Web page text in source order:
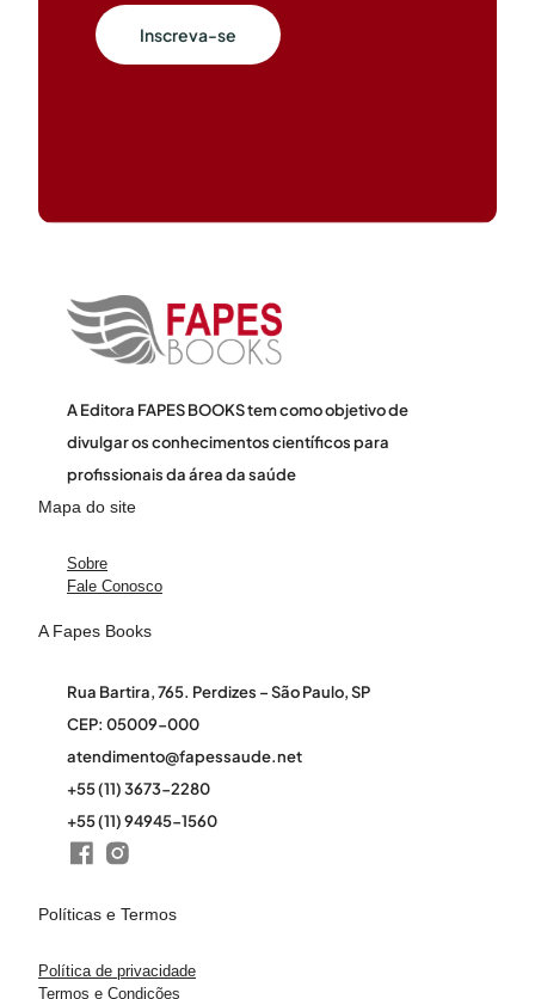
Inscreva-se
A Editora FAPES BOOKS tem como objetivo de
divulgar os conhecimentos científicos para
profissionais da área da saúde
Mapa do site
Sobre
Fale Conosco
A Fapes Books
Rua Bartira, 765. Perdizes – São Paulo, SP
CEP: 05009-000
atendimento@fapessaude.net
+55 (11) 3673-2280
+55 (11) 94945-1560
Políticas e Termos
Política de privacidade
Termos e Condições